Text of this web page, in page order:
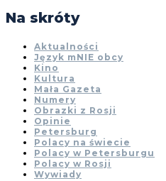
Na skróty
Aktualności
Język mNIE obcy
Kino
Kultura
Mała Gazeta
Numery
Obrazki z Rosji
Opinie
Petersburg
Polacy na świecie
Polacy w Petersburgu
Polacy w Rosji
Wywiady